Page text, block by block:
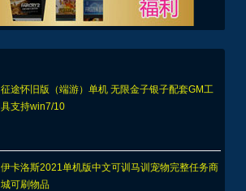
征途怀旧版（端游）单机 无限金子银子配套GM工
具支持win7/10
伊卡洛斯2021单机版中文可训马训宠物完整任务商
城可刷物品